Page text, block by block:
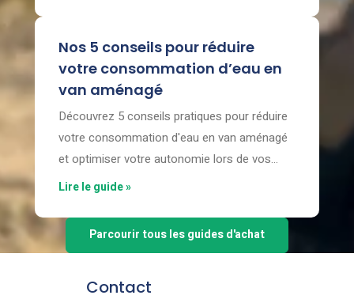
Nos 5 conseils pour réduire
votre consommation d’eau en
van aménagé
Découvrez 5 conseils pratiques pour réduire
votre consommation d'eau en van aménagé
et optimiser votre autonomie lors de vos
voyages.
Lire le guide »
Parcourir tous les guides d'achat
Contact